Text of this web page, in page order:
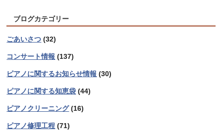
ブログカテゴリー
ごあいさつ (32)
コンサート情報 (137)
ピアノに関するお知らせ情報 (30)
ピアノに関する知恵袋 (44)
ピアノクリーニング(16)
ピアノ修理工程 (71)